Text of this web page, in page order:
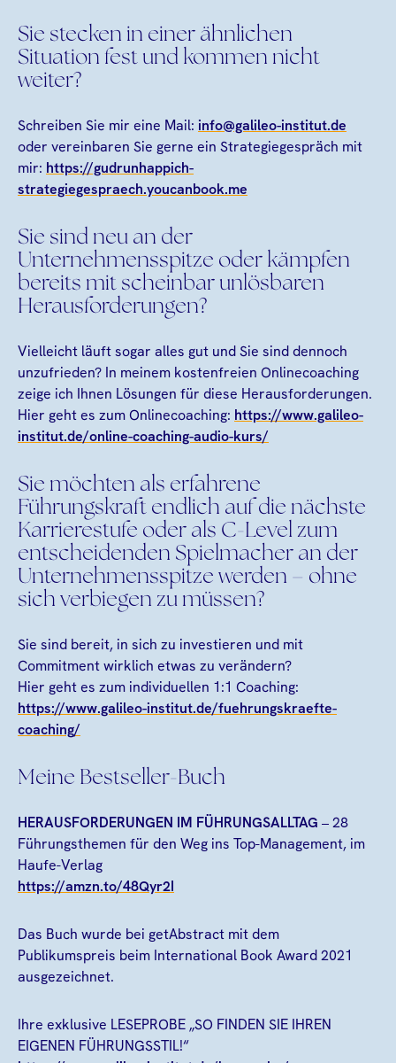
Sie stecken in einer ähnlichen
Situation fest und kommen nicht
weiter?
Schreiben Sie mir eine Mail: info@galileo-institut.de
oder vereinbaren Sie gerne ein Strategiegespräch mit
mir: https://gudrunhappich-
strategiegespraech.youcanbook.me
Sie sind neu an der
Unternehmensspitze oder kämpfen
bereits mit scheinbar unlösbaren
Herausforderungen?
Vielleicht läuft sogar alles gut und Sie sind dennoch
unzufrieden? In meinem kostenfreien Onlinecoaching
zeige ich Ihnen Lösungen für diese Herausforderungen.
Hier geht es zum Onlinecoaching: https://www.galileo-
institut.de/online-coaching-audio-kurs/
Sie möchten als erfahrene
Führungskraft endlich auf die nächste
Karrierestufe oder als C-Level zum
entscheidenden Spielmacher an der
Unternehmensspitze werden – ohne
sich verbiegen zu müssen?
Sie sind bereit, in sich zu investieren und mit
Commitment wirklich etwas zu verändern?
Hier geht es zum individuellen 1:1 Coaching:
https://www.galileo-institut.de/fuehrungskraefte-
coaching/
Meine Bestseller-Buch
HERAUSFORDERUNGEN IM FÜHRUNGSALLTAG – 28
Führungsthemen für den Weg ins Top-Management, im
Haufe-Verlag
https://amzn.to/48Qyr2I
Das Buch wurde bei getAbstract mit dem
Publikumspreis beim International Book Award 2021
ausgezeichnet.
Ihre exklusive LESEPROBE „SO FINDEN SIE IHREN
EIGENEN FÜHRUNGSSTIL!“